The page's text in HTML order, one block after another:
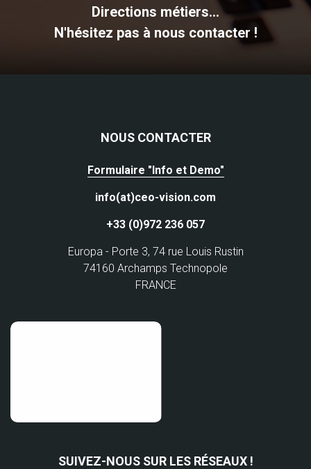
Directions métiers...
N'hésitez pas à nous contacter !
NOUS CONTACTER
Formulaire "Info et Demo"
info(at)ceo-vision.com
+33 (0)972 236 057
Europa - Porte 3, 74 rue Louis Rustin
74160 Archamps Technopole
FRANCE
SUIVEZ-NOUS SUR LES RÉSEAUX !